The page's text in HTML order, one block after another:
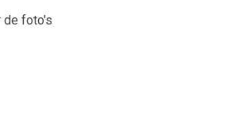
de foto's